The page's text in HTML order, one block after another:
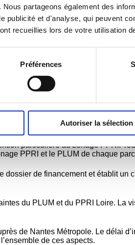
partageons également des
publicité et d'analyse, qui peuvent
recueillies lors de votre utilisation
Préférences
Autoriser la sélection
pour des surfaces comprises
MAISON
PPRI Loire et PLUM.
les familles de Loire-Atlantique
particulière au zonage PPRI.
PPRI et le PLUM de chaque
dossier de financement et établit un
du PLUM et du PPRI Loire. La
de Nantes Métropole. Le délai
de ces aspects.